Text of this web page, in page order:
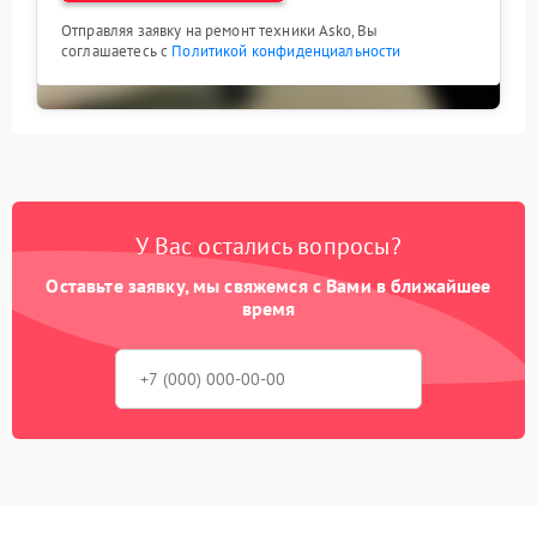
Отправляя заявку на ремонт техники Asko, Вы
соглашаетесь с Политикой конфиденциальности
У Вас остались вопросы?
Оставьте заявку, мы свяжемся с Вами в ближайшее
время